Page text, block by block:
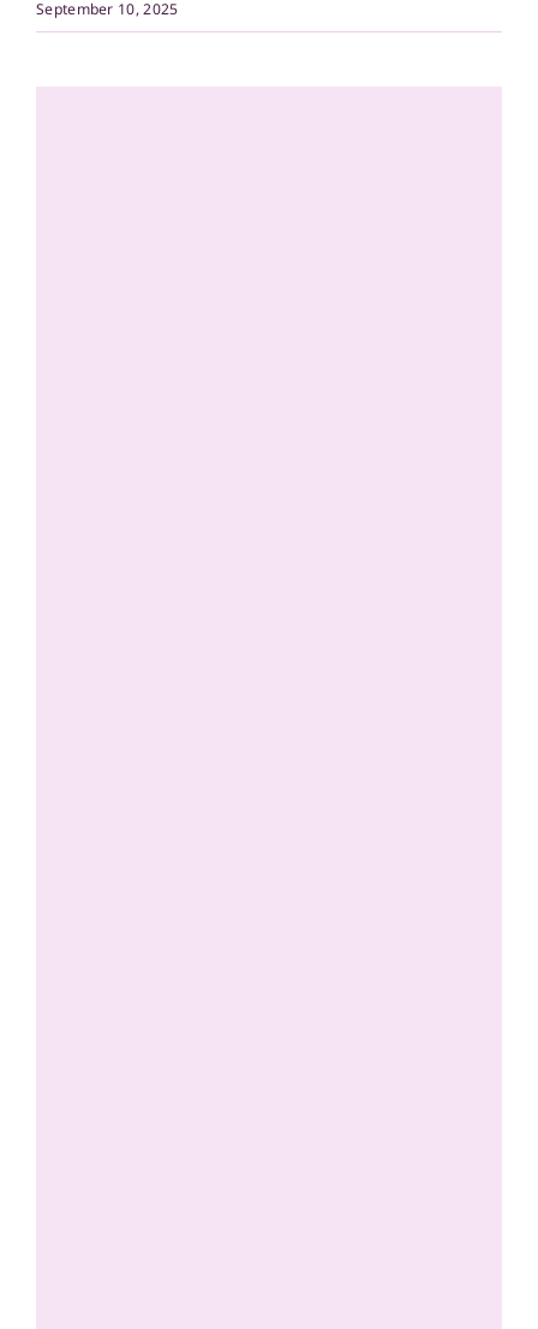
September 10, 2025